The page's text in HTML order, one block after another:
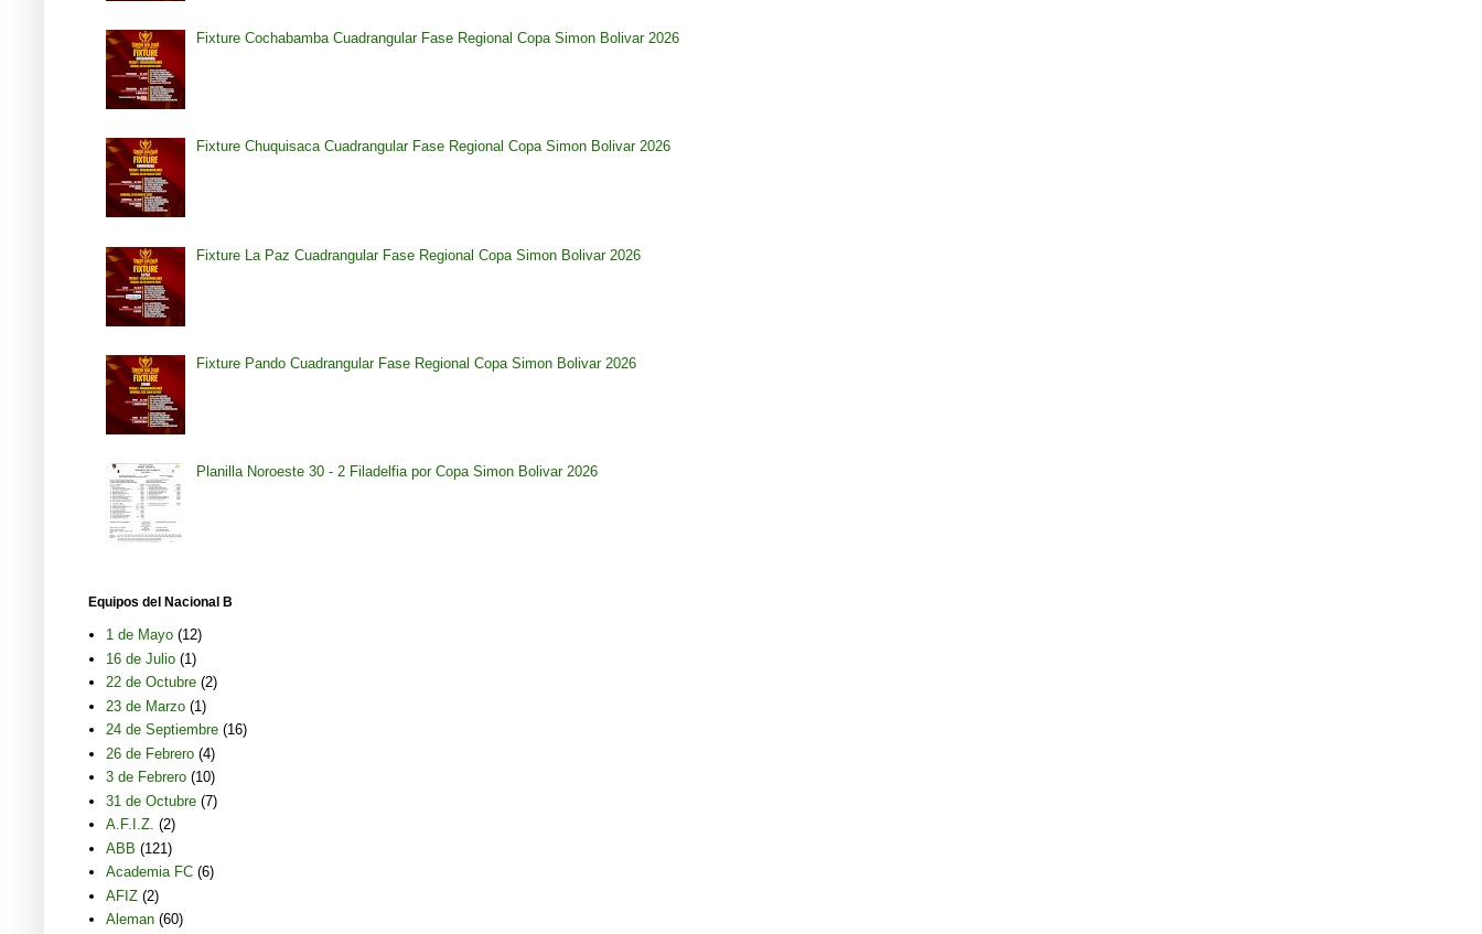
Fixture Cochabamba Cuadrangular Fase Regional Copa Simon Bolivar 2026
Fixture Chuquisaca Cuadrangular Fase Regional Copa Simon Bolivar 2026
Fixture La Paz Cuadrangular Fase Regional Copa Simon Bolivar 2026
Fixture Pando Cuadrangular Fase Regional Copa Simon Bolivar 2026
Planilla Noroeste 30 - 2 Filadelfia por Copa Simon Bolivar 2026
Equipos del Nacional B
1 de Mayo (12)
16 de Julio (1)
22 de Octubre (2)
23 de Marzo (1)
24 de Septiembre (16)
26 de Febrero (4)
3 de Febrero (10)
31 de Octubre (7)
A.F.I.Z. (2)
ABB (121)
Academia FC (6)
AFIZ (2)
Aleman (60)